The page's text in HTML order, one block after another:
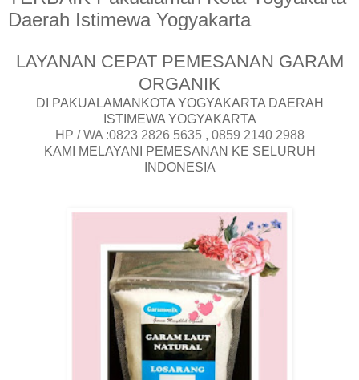
Daerah Istimewa Yogyakarta
LAYANAN CEPAT PEMESANAN GARAM
ORGANIK
DI PAKUALAMANKOTA YOGYAKARTA DAERAH
ISTIMEWA YOGYAKARTA
HP / WA :0823 2826 5635 , 0859 2140 2988
KAMI MELAYANI PEMESANAN KE SELURUH
INDONESIA